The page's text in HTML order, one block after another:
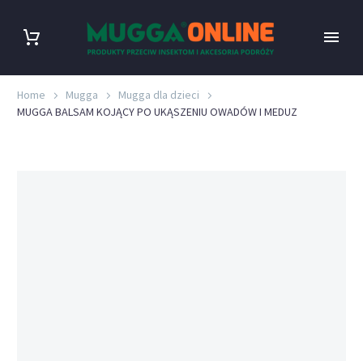
Home Mugga
Mugga dla dzieci
MUGGA BALSAM KOJĄCY PO UKĄSZENIU OWADÓW I MEDUZ